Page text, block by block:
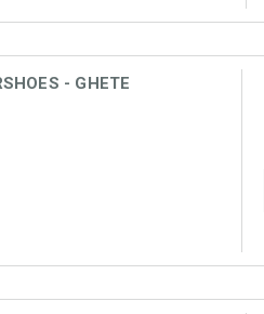
- GHETE